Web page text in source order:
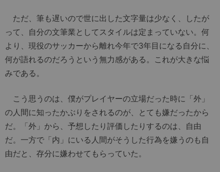
ただ、筆も遅いので世に出した文字量は少なく、したが
って、自分の文筆業としてスタイルは定まっていない。何
より、現役のサッカーから離れ今年で3年目になる自分に、
何が語れるのだろうという無力感がある。これが大きな悩
みである。
こう思うのは、僕がプレイヤーの立場だった時に「外」
の人間に知ったかぶりをされるのが、とても嫌だったから
だ。「外」から、予想したり評価したりするのは、自由
だ。一方で「内」にいる人間がそうした行為を嫌うのも自
由だと、存分に嫌わせてもらっていた。